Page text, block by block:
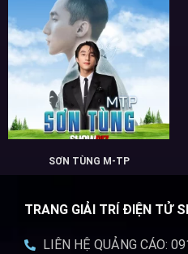
SƠN TÙNG M-TP
TRANG GIẢI TRÍ ĐIỆN TỬ
LIÊN HỆ QUẢNG CÁO: